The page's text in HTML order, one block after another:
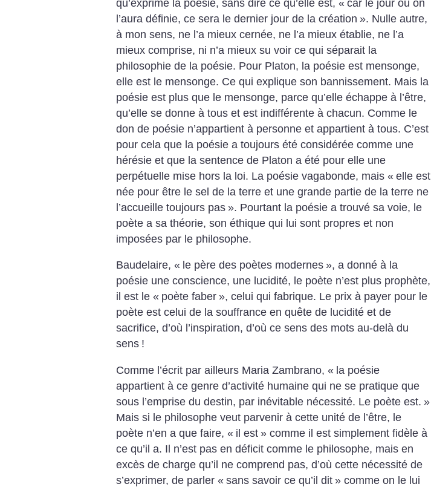
qu’exprime la poésie, sans dire ce qu’elle est, « car le jour où on
l’aura définie, ce sera le dernier jour de la création ». Nulle autre,
à mon sens, ne l’a mieux cernée, ne l’a mieux établie, ne l’a
mieux comprise, ni n’a mieux su voir ce qui séparait la
philosophie de la poésie. Pour Platon, la poésie est mensonge,
elle est le mensonge. Ce qui explique son bannissement. Mais la
poésie est plus que le mensonge, parce qu’elle échappe à l’être,
qu’elle se donne à tous et est indifférente à chacun. Comme le
don de poésie n’appartient à personne et appartient à tous. C’est
pour cela que la poésie a toujours été considérée comme une
hérésie et que la sentence de Platon a été pour elle une
perpétuelle mise hors la loi. La poésie vagabonde, mais « elle est
née pour être le sel de la terre et une grande partie de la terre ne
l’accueille toujours pas ». Pourtant la poésie a trouvé sa voie, le
poète a sa théorie, son éthique qui lui sont propres et non
imposées par le philosophe.
Baudelaire, « le père des poètes modernes », a donné à la
poésie une conscience, une lucidité, le poète n’est plus prophète,
il est le « poète faber », celui qui fabrique. Le prix à payer pour le
poète est celui de la souffrance en quête de lucidité et de
sacrifice, d’où l’inspiration, d’où ce sens des mots au-delà du
sens !
Comme l’écrit par ailleurs Maria Zambrano, « la poésie
appartient à ce genre d’activité humaine qui ne se pratique que
sous l’emprise du destin, par inévitable nécessité. Le poète est. »
Mais si le philosophe veut parvenir à cette unité de l’être, le
poète n’en a que faire, « il est » comme il est simplement fidèle à
ce qu’il a. Il n’est pas en déficit comme le philosophe, mais en
excès de charge qu’il ne comprend pas, d’où cette nécessité de
s’exprimer, de parler « sans savoir ce qu’il dit » comme on le lui